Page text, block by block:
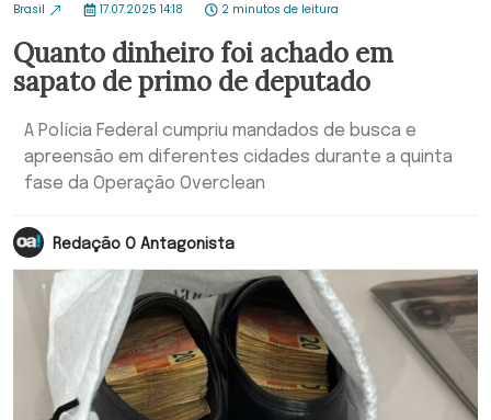
Brasil 17.07.2025 14:18 2 minutos de leitura
Quanto dinheiro foi achado em
sapato de primo de deputado
A Polícia Federal cumpriu mandados de busca e
apreensão em diferentes cidades durante a quinta
fase da Operação Overclean
Redação O Antagonista